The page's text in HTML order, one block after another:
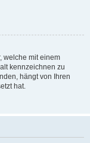
welche mit einem
kennzeichnen zu
hängt von Ihren
hat.